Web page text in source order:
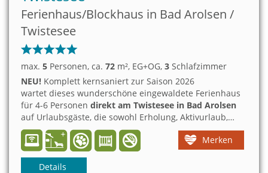
Ferienhaus/Blockhaus in Bad Arolsen /
Twistesee
max. 5 Personen, ca. 72 m², EG+OG, 3 Schlafzimmer
NEU! Komplett kernsaniert zur Saison 2026
wartet dieses wunderschöne eingewaldete Ferienhaus
für 4-6 Personen direkt am Twistesee in Bad Arolsen
auf Urlaubsgäste, die sowohl Erholung, Aktivurlaub,
Natur und Kultur kombinieren möchten. Hier ist
Entspannung das Thema. Highlight ist das 'Faulenzia'
Relaxzimmer mit Doppel-Infrarotsauna. Zum See sind
es nur 150m.
Merken
Details